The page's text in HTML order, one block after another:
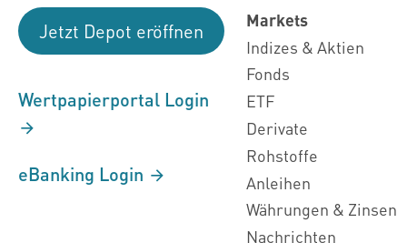
Jetzt Depot eröffnen
Wertpapierportal Login
eBanking Login
Markets
Indizes & Aktien
Fonds
ETF
Derivate
Rohstoffe
Anleihen
Währungen & Zinsen
Nachrichten